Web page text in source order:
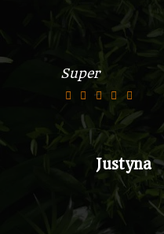
Super
Justyna